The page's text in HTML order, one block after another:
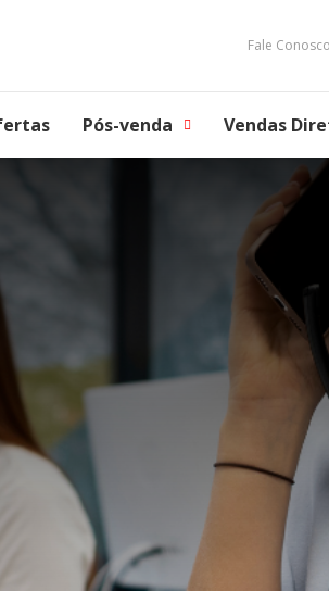
Fale
Pós-venda Vendas